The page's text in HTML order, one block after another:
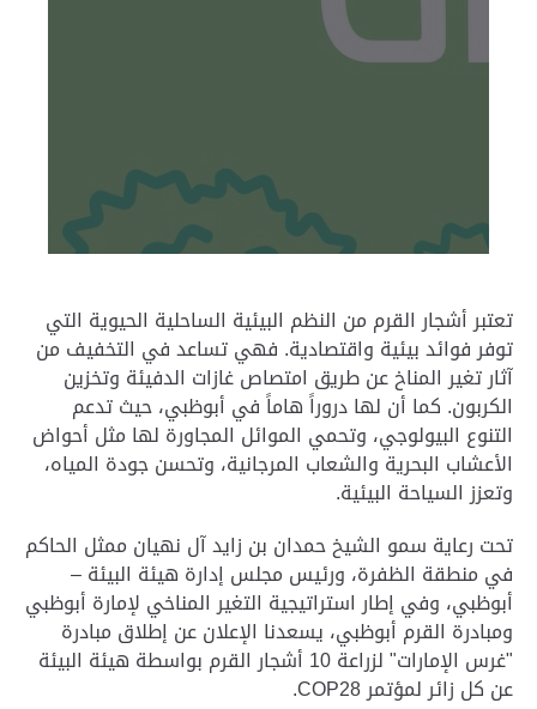
تعتبر أشجار القرم من النظم البيئية الساحلية الحيوية التي
توفر فوائد بيئية واقتصادية. فهي تساعد في التخفيف من
آثار تغير المناخ عن طريق امتصاص غازات الدفيئة وتخزين
الكربون. كما أن لها دروراً هاماً في أبوظبي، حيث تدعم
التنوع البيولوجي، وتحمي الموائل المجاورة لها مثل أحواض
الأعشاب البحرية والشعاب المرجانية، وتحسن جودة المياه،
وتعزز السياحة البيئية.
تحت رعاية سمو الشيخ حمدان بن زايد آل نهيان ممثل الحاكم
في منطقة الظفرة، ورئيس مجلس إدارة هيئة البيئة –
أبوظبي، وفي إطار استراتيجية التغير المناخي لإمارة أبوظبي
ومبادرة القرم أبوظبي، يسعدنا الإعلان عن إطلاق مبادرة
"غرس الإمارات" لزراعة 10 أشجار القرم بواسطة هيئة البيئة
عن كل زائر لمؤتمر COP28.